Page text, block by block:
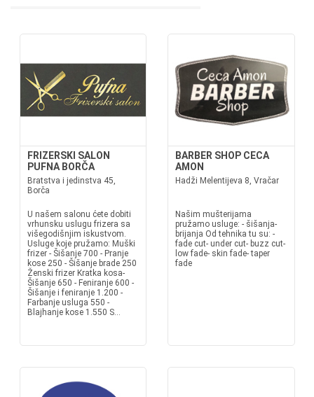
FRIZERSKI SALON
PUFNA BORČA
Bratstva i jedinstva 45,
Borča
U našem salonu ćete dobiti
vrhunsku uslugu frizera sa
višegodišnjim iskustvom.
Usluge koje pružamo: Muški
frizer - Šišanje 700 - Pranje
kose 250 - Šišanje brade 250
Ženski frizer Kratka kosa-
Šišanje 650 - Feniranje 600 -
Šišanje i feniranje 1.200 -
Farbanje usluga 550 -
Blajhanje kose 1.550 S...
BARBER SHOP CECA
AMON
Hadži Melentijeva 8, Vračar
Našim mušterijama
pružamo usluge: - šišanja-
brijanja Od tehnika tu su: -
fade cut- under cut- buzz cut-
low fade- skin fade- taper
fade